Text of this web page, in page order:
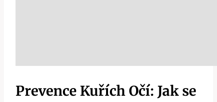
Prevence Kuřích Očí: Jak se